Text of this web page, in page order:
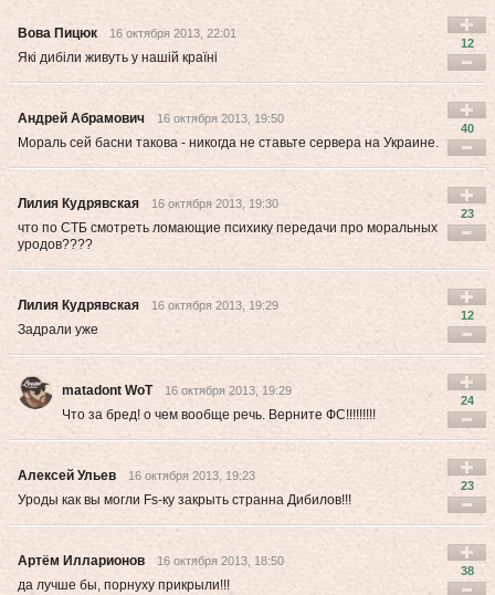
Вова Пицюк 16 октября 2013, 22:01
Які дибіли живуть у нашій країні
12
Андрей Абрамович 16 октября 2013, 19:50
Мораль сей басни такова - никогда не ставьте сервера на Украине.
40
Лилия Кудрявская 16 октября 2013, 19:30
что по СТБ смотреть ломающие психику передачи про моральных
уродов????
23
Лилия Кудрявская 16 октября 2013, 19:29
Задрали уже
12
matadont WoT 16 октября 2013, 19:29
Что за бред! о чем вообще речь. Верните ФС!!!!!!!!!
24
Алексей Ульев 16 октября 2013, 19:23
Уроды как вы могли Fs-ку закрыть странна Дибилов!!!
23
Артём Илларионов 16 октября 2013, 18:50
да лучше бы, порнуху прикрыли!!!
38